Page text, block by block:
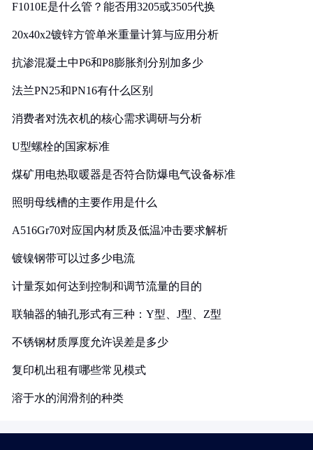
F1010E是什么管？能否用3205或3505代换
20x40x2镀锌方管单米重量计算与应用分析
抗渗混凝土中P6和P8膨胀剂分别加多少
法兰PN25和PN16有什么区别
消费者对洗衣机的核心需求调研与分析
U型螺栓的国家标准
煤矿用电热取暖器是否符合防爆电气设备标准
照明母线槽的主要作用是什么
A516Gr70对应国内材质及低温冲击要求解析
镀镍钢带可以过多少电流
计量泵如何达到控制和调节流量的目的
联轴器的轴孔形式有三种：Y型、J型、Z型
不锈钢材质厚度允许误差是多少
复印机出租有哪些常见模式
溶于水的润滑剂的种类